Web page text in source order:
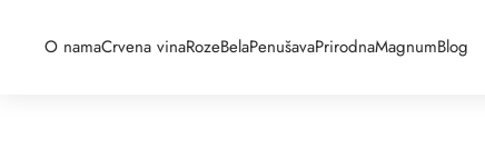
O namaCrvena vinaRozeBelaPenušavaPrirodnaMagnumBlog